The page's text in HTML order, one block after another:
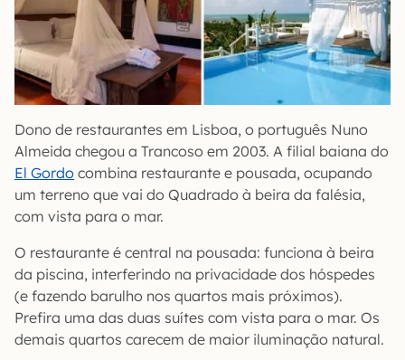
Dono de restaurantes em Lisboa, o português Nuno
Almeida chegou a Trancoso em 2003. A filial baiana do
El Gordo combina restaurante e pousada, ocupando
um terreno que vai do Quadrado à beira da falésia,
com vista para o mar.
O restaurante é central na pousada: funciona à beira
da piscina, interferindo na privacidade dos hóspedes
(e fazendo barulho nos quartos mais próximos).
Prefira uma das duas suítes com vista para o mar. Os
demais quartos carecem de maior iluminação natural.